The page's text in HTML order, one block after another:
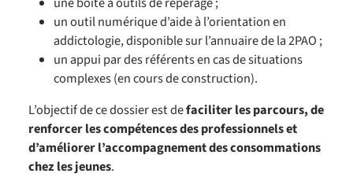
un outil numérique d’aide à l’orientation en
addictologie, disponible sur l’annuaire de la 2PAO ;
un appui par des référents en cas de situations
complexes (en cours de construction).
L’objectif de ce dossier est defaciliter les parcours, de
renforcer les compétences des professionnels et
d’améliorer l’accompagnement des consommations
chez les jeunes.